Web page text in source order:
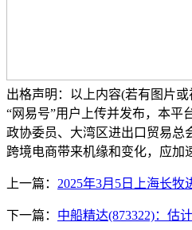
出格声明：以上内容(若有图片
“网易号”用户上传并发布，本平
政协委员、大湾区进出口贸易总
跨境电商带来机缘和变化，应加
上一篇： 2025年3月5日上海长牧
下一篇： 中船精达(873322)：估